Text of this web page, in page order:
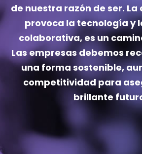
de nuestra razón de ser.
provoca la tecnología y
colaborativa, es un
Las empresas debemos
una forma sostenible,
competitividad para
brillante